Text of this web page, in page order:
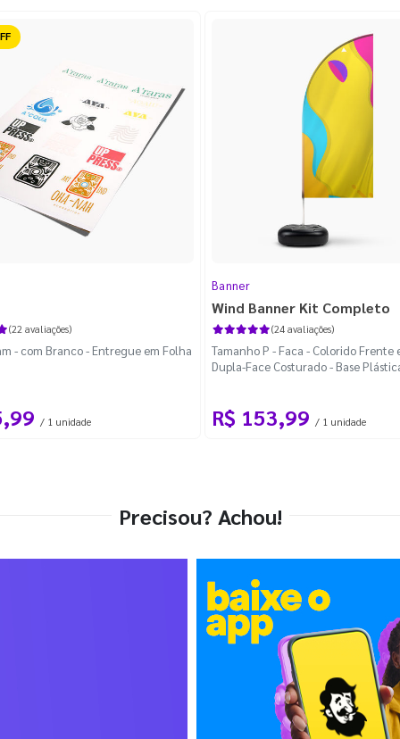
(22 avaliações)
- com Branco - Entregue em Folha
/ 1 unidade
Banner
Wind Banner Kit Completo
(24 avaliações)
Tamanho P - Faca - Colorido Frente
Dupla-Face Costurado - Base
R$ 153,99 / 1 unidade
Precisou? Achou!